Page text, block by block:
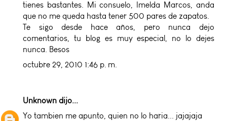
tienes bastantes. Mi consuelo, Imelda Marcos, anda
que no me queda hasta tener 500 pares de zapatos.
Te sigo desde hace años, pero nunca dejo
comentarios, tu blog es muy especial, no lo dejes
nunca. Besos
octubre 29, 2010 1:46 p. m.
Unknown dijo...
Yo tambien me apunto, quien no lo haria... jajajaja